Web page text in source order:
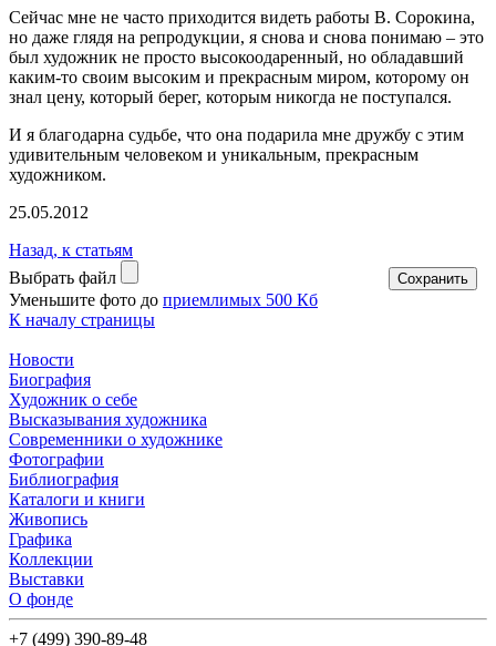
Сейчас мне не часто приходится видеть работы В. Сорокина,
но даже глядя на репродукции, я снова и снова понимаю – это
был художник не просто высокоодаренный, но обладавший
каким-то своим высоким и прекрасным миром, которому он
знал цену, который берег, которым никогда не поступался.
И я благодарна судьбе, что она подарила мне дружбу с этим
удивительным человеком и уникальным, прекрасным
художником.
25.05.2012
Назад, к статьям
Выбрать файл
Уменьшите фото до приемлимых 500 Кб
К началу страницы
Новости
Биография
Художник о себе
Выcказывания художника
Современники о художнике
Фотографии
Библиография
Каталоги и книги
Живопись
Графика
Коллекции
Выставки
О фонде
+7 (499) 390-89-48